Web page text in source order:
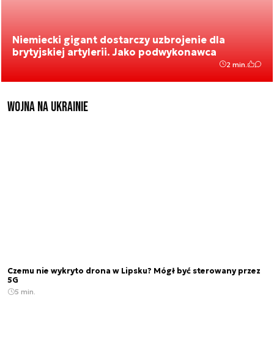
Niemiecki gigant dostarczy uzbrojenie dla
brytyjskiej artylerii. Jako podwykonawca
2 min.
Wojna na Ukrainie
Czemu nie wykryto drona w Lipsku? Mógł być sterowany przez
5G
5 min.